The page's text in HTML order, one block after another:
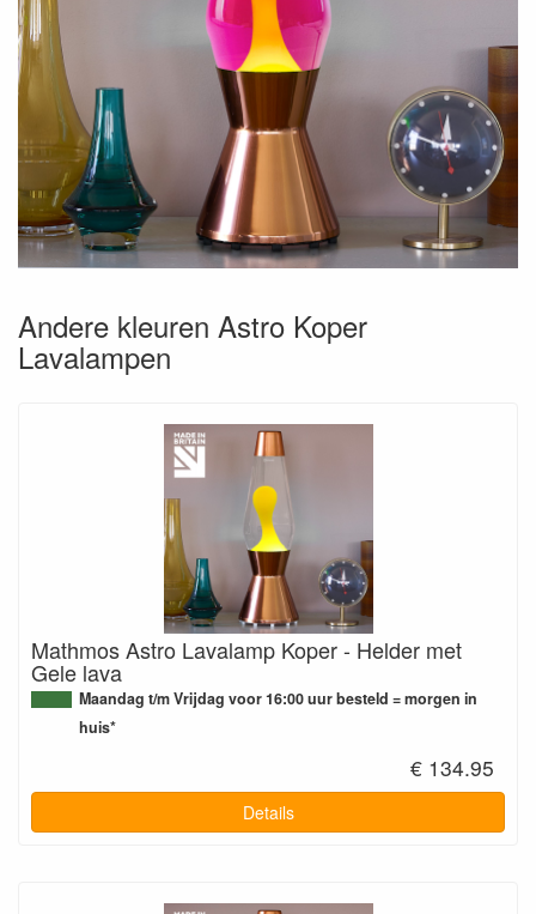
Andere kleuren Astro Koper
Lavalampen
Mathmos Astro Lavalamp Koper - Helder met
Gele lava
Maandag t/m Vrijdag voor 16:00 uur besteld = morgen in
huis*
€ 134.95
Details